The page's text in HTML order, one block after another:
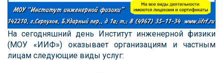
На сегодняшний день Институт инженерной физики
(МОУ «ИИФ») оказывает организациям и частным
лицам следующие виды услуг: